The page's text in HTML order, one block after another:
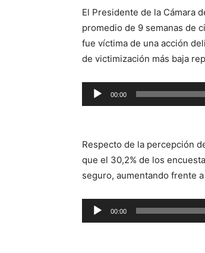
El Presidente de la Cámara
promedio de 9 semanas de
fue víctima de una acción
de victimización más baja
Reproductor
de
00:00
Respecto de la percepción
que el 30,2% de los
seguro, aumentando frente
Reproductor
de
00:00